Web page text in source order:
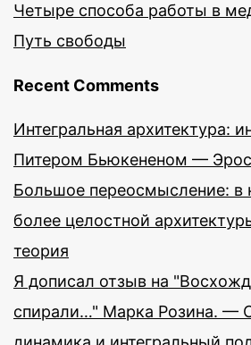
Четыре способа работы в
Путь свободы
Recent Comments
Интегральная архитектура:
Питером Бьюкененом —
Большое переосмысление: в
более целостной
теория
Я дописал отзыв на
спирали…" Марка Розина. —